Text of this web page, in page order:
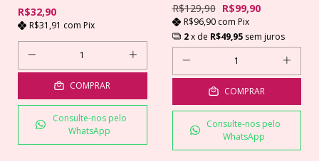
R$32,90
R$31,91 com Pix
COMPRAR
Consulte-nos pelo
WhatsApp
R$129,90 R$99,90
R$96,90 com Pix
2 x de R$49,95 sem juros
COMPRAR
Consulte-nos pelo
WhatsApp